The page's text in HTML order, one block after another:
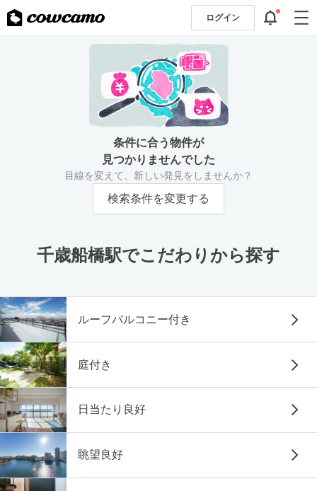
ログイン
条件に合う物件が
見つかりませんでした
目線を変えて、新しい発見をしませんか？
検索条件を変更する
千歳船橋駅でこだわりから探す
ルーフバルコニー付き
庭付き
日当たり良好
眺望良好